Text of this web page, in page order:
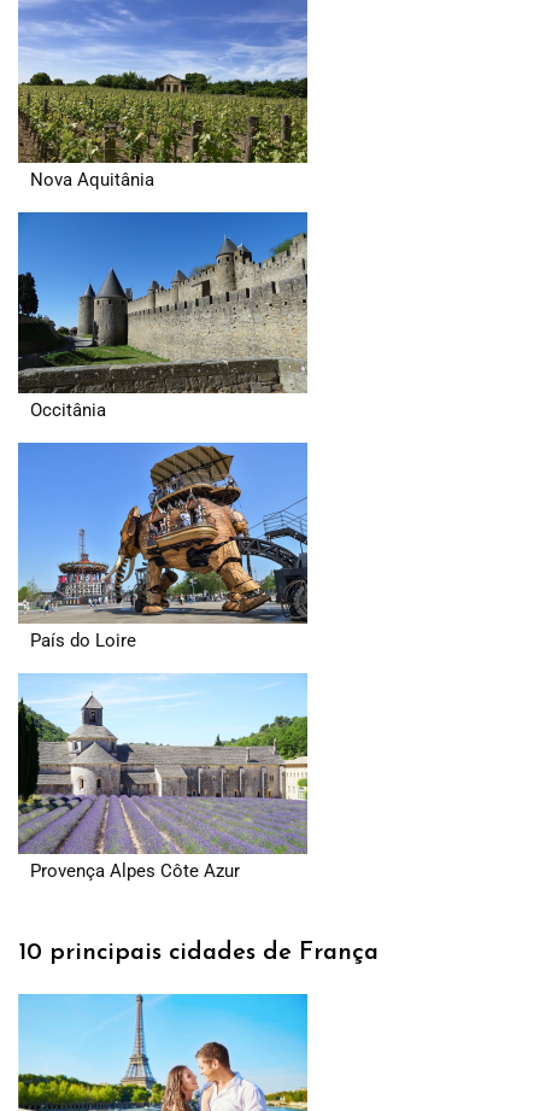
Nova Aquitânia
Occitânia
País do Loire
Provença Alpes Côte Azur
10 principais cidades de França